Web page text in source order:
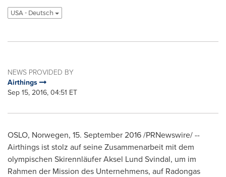
USA - Deutsch
NEWS PROVIDED BY
Airthings
Sep 15, 2016, 04:51 ET
OSLO, Norwegen, 15. September 2016/PRNewswire/ --
Airthings ist stolz auf seine Zusammenarbeit mit dem
olympischen Skirennläufer Aksel Lund Svindal, um im
Rahmen der Mission des Unternehmens, auf Radongas